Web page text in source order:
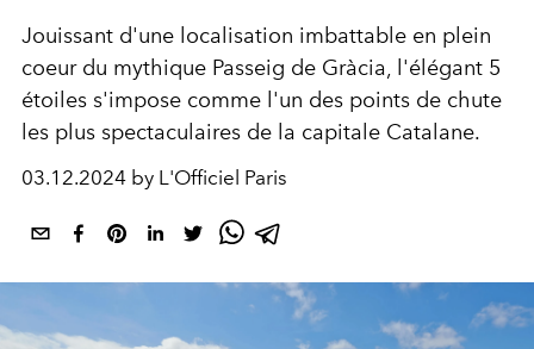
Jouissant d'une localisation imbattable en plein
coeur du mythique Passeig de Gràcia, l'élégant 5
étoiles s'impose comme l'un des points de chute
les plus spectaculaires de la capitale Catalane.
03.12.2024 by L'Officiel Paris